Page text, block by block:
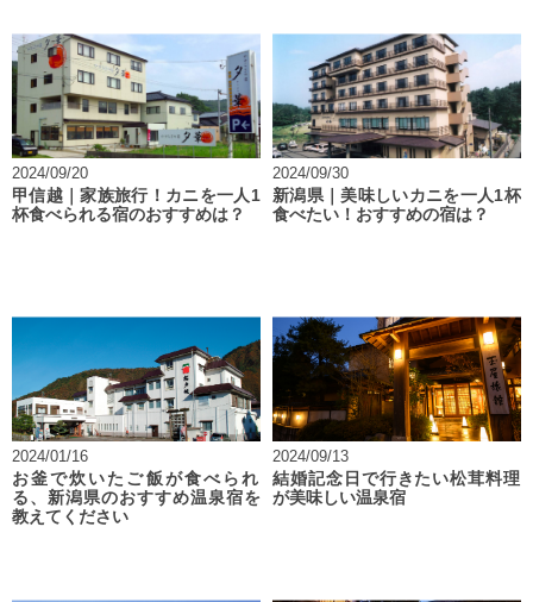
2024/09/20
甲信越｜家族旅行！カニを一人1
杯食べられる宿のおすすめは？
2024/09/30
新潟県｜美味しいカニを一人1杯
食べたい！おすすめの宿は？
2024/01/16
お釜で炊いたご飯が食べられ
る、新潟県のおすすめ温泉宿を
教えてください
2024/09/13
結婚記念日で行きたい松茸料理
が美味しい温泉宿